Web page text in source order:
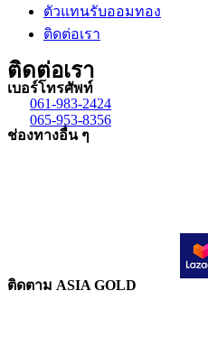
ตัวแทนรับออมทอง
ติดต่อเรา
ติดต่อเรา
เบอร์โทรศัพท์
061-983-2424
065-953-8356
ช่องทางอื่น ๆ
ติดตาม ASIA GOLD